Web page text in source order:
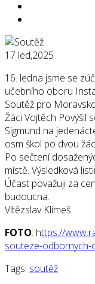
17 led,2025
16. ledna jsme se
učebního oboru
Soutěž pro
Žáci Vojtěch Povýšil
Sigmund na
osm škol po dvou
Po sečtení
místě. Výsledková
Účast považuji za
budoucna.
Vítězslav Klimeš
FOTO: https://
souteze-
Tags: soutěž